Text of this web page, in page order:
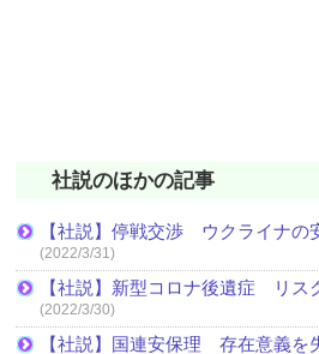
社説のほかの記事
【社説】停戦交渉 ウクライナの
(2022/3/31)
【社説】新型コロナ後遺症 リス
(2022/3/30)
【社説】国連安保理 存在意義を